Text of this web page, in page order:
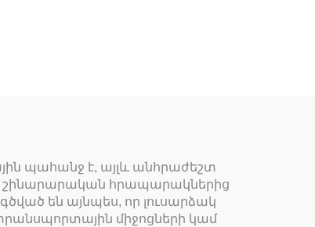
պահանջ է, այլև անհրաժեշտ
շինարարական հրապարակներից
են այնպես, որ լուսարձակ
միջոցների կամ